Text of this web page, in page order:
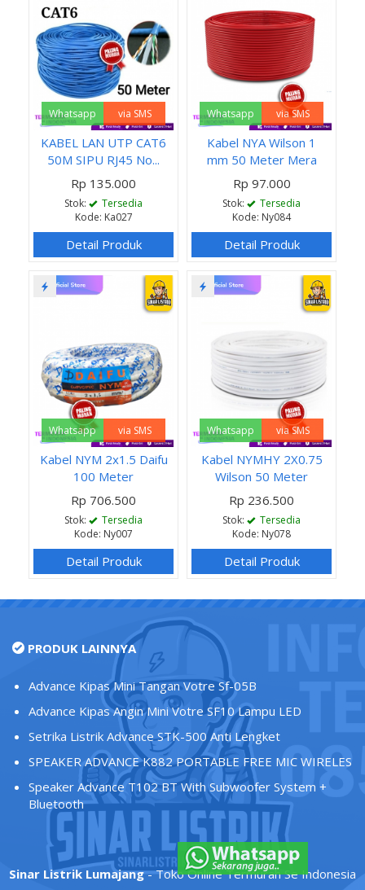
Whatsapp via SMS
KABEL LAN UTP CAT6
50M SIPU RJ45 No...
Rp 135.000
Stok:
Tersedia
Kode: Ka027
Detail Produk
Whatsapp via SMS
Kabel NYA Wilson 1
mm 50 Meter Mera
Rp 97.000
Stok:
Tersedia
Kode: Ny084
Detail Produk
Whatsapp via SMS
Kabel NYM 2x1.5 Daifu
100 Meter
Rp 706.500
Stok:
Tersedia
Kode: Ny007
Detail Produk
Whatsapp via SMS
Kabel NYMHY 2X0.75
Wilson 50 Meter
Rp 236.500
Stok:
Tersedia
Kode: Ny078
Detail Produk
PRODUK LAINNYA
Advance Kipas Mini Tangan Votre Sf-05B
Advance Kipas Angin Mini Votre SF10 Lampu LED
Setrika Listrik Advance STK-500 Anti Lengket
SPEAKER ADVANCE K882 PORTABLE FREE MIC WIRELES
Speaker Advance T102 BT With Subwoofer System +
Bluetooth
Sinar Listrik Lumajang- Toko Online Termurah Se Indonesia